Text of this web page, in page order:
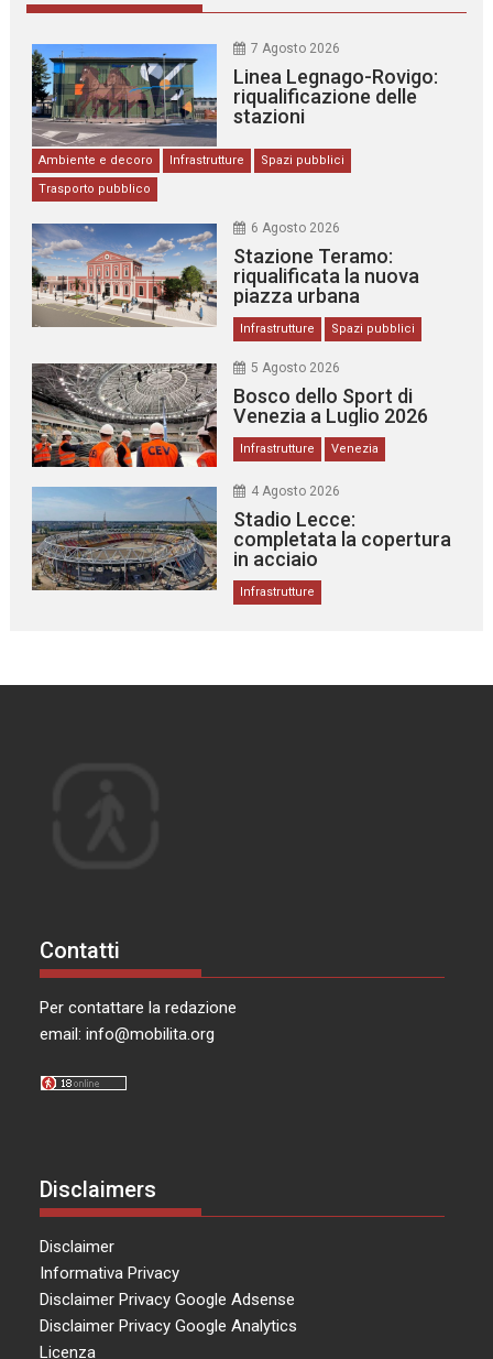
7 Agosto 2026
Linea Legnago-Rovigo:
riqualificazione delle
stazioni
Ambiente e decoro Infrastrutture
Spazi pubblici
Trasporto pubblico
6 Agosto 2026
Stazione Teramo:
riqualificata la nuova
piazza urbana
Infrastrutture Spazi pubblici
5 Agosto 2026
Bosco dello Sport di
Venezia a Luglio 2026
Infrastrutture Venezia
4 Agosto 2026
Stadio Lecce:
completata la copertura
in acciaio
Infrastrutture
Contatti
Per contattare la redazione
email:info@mobilita.org
Disclaimers
Disclaimer
Informativa Privacy
Disclaimer Privacy Google Adsense
Disclaimer Privacy Google Analytics
Licenza